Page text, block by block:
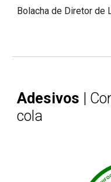
Bolacha de Diretor de
Adesivos
|
cola